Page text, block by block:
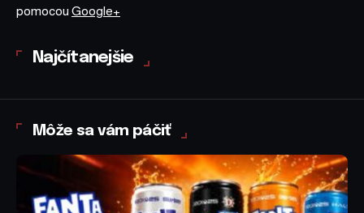
pomocou Google+
Najčítanejšie
Môže sa vám páčiť